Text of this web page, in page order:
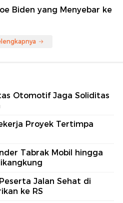
Biden yang Menyebar ke
Otomotif Jaga Soliditas
Proyek Tertimpa
Tabrak Mobil hingga
Jalan Sehat di
ke RS